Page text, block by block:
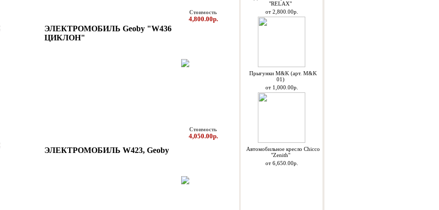
ЭЛЕКТРОМОБИЛЬ Geoby "W436
ЦИКЛОН"
Стоимость
4,800.00р.
ЭЛЕКТРОМОБИЛЬ W423, Geoby
Стоимость
4,050.00р.
"RELAX"
от 2,800.00р.
Прыгунки M&K (арт. M&K
01)
от 1,000.00р.
Автомобильное кресло Chicco
"Zenith"
от 6,650.00р.